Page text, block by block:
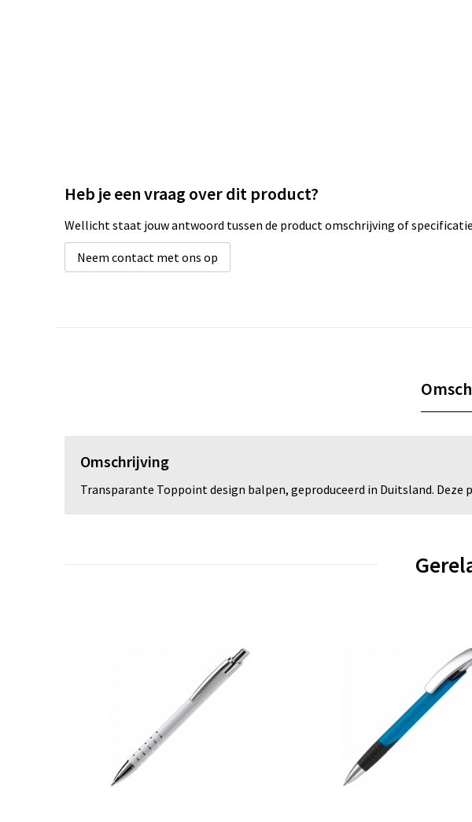
Heb je een vraag over dit product?
Wellicht staat jouw antwoord tussen de product omschrijving of
Neem contact met ons op
Omschrijving
Transparante Toppoint design balpen, geproduceerd in Duitsland.